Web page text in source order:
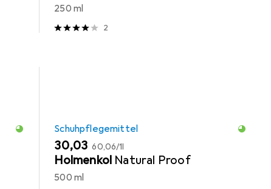
250 ml
2
Schuhpflegemittel
EUR
30,03 EUR
60,06/1l
Holmenkol Natural Proof
500 ml